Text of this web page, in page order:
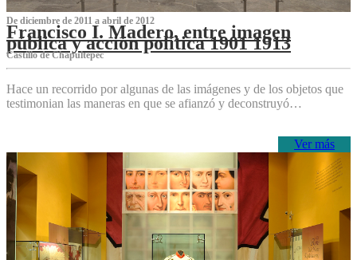
De diciembre de 2011 a abril de 2012
Francisco I. Madero, entre imagen
pública y acción política 1901 1913
Castillo de Chapultepec
Hace un recorrido por algunas de las imágenes y de los objetos que
testimonian las maneras en que se afianzó y deconstruyó…
Ver más